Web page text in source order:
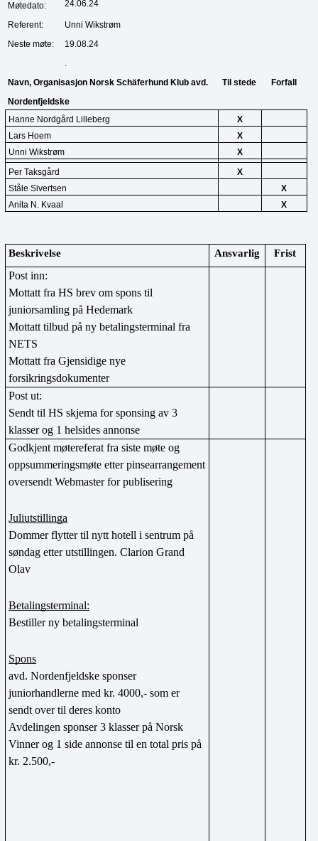
Møtedato:
24.06.24
Referent:
Unni Wikstrøm
Neste møte:
19.08.24
.
Navn, Organisasjon Norsk Schäferhund Klub avd.
Nordenfjeldske
Til stede Forfall
Hanne Nordgård Lilleberg
X
Lars Hoem
X
Unni Wikstrøm
X
Per Taksgård
X
Ståle Sivertsen
X
Anita N. Kvaal
X
Beskrivelse Ansvarlig Frist
Post inn:
Mottatt fra HS brev om spons til
juniorsamling på Hedemark
Mottatt tilbud på ny betalingsterminal fra
NETS
Mottatt fra Gjensidige nye
forsikringsdokumenter
Post ut:
Sendt til HS skjema for sponsing av 3
klasser og 1 helsides annonse
Godkjent møtereferat fra siste møte og
oppsummeringsmøte etter pinsearrangement
oversendt Webmaster for publisering
Juliutstillinga
Dommer flytter til nytt hotell i sentrum på
søndag etter utstillingen. Clarion Grand
Olav
Betalingsterminal:
Bestiller ny betalingsterminal
Spons
avd. Nordenfjeldske sponser
juniorhandlerne med kr. 4000,- som er
sendt over til deres konto
Avdelingen sponser 3 klasser på Norsk
Vinner og 1 side annonse til en total pris på
kr. 2.500,-